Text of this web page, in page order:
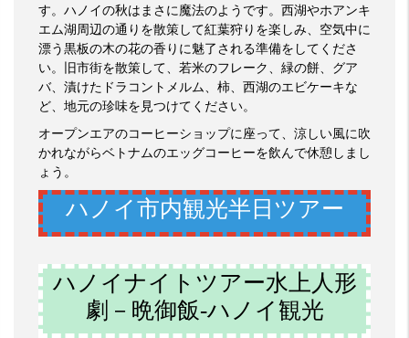
す。ハノイの秋はまさに魔法のようです。西湖やホアンキ
エム湖周辺の通りを散策して紅葉狩りを楽しみ、空気中に
漂う黒板の木の花の香りに魅了される準備をしてくださ
い。旧市街を散策して、若米のフレーク、緑の餅、グア
バ、漬けたドラコントメルム、柿、西湖のエビケーキな
ど、地元の珍味を見つけてください。
オープンエアのコーヒーショップに座って、涼しい風に吹
かれながらベトナムのエッグコーヒーを飲んで休憩しまし
ょう。
ハノイ市内観光半日ツアー
ハノイナイトツアー水上人形
劇－晩御飯-ハノイ観光